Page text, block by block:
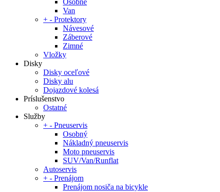
Osobné
Van
+ - Protektory
Návesové
Záberové
Zimné
Vložky
Disky
Disky oceľové
Disky alu
Dojazdové kolesá
Príslušenstvo
Ostatné
Služby
+ - Pneuservis
Osobný
Nákladný pneuservis
Moto pneuservis
SUV/Van/Runflat
Autoservis
+ - Prenájom
Prenájom nosiča na bicykle